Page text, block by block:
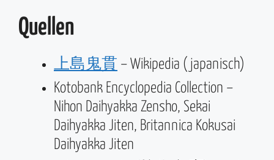
Quellen
上島鬼貫 – Wikipedia (japanisch)
Kotobank Encyclopedia Collection –
Nihon Daihyakka Zensho, Sekai
Daihyakka Jiten, Britannica Kokusai
Daihyakka Jiten